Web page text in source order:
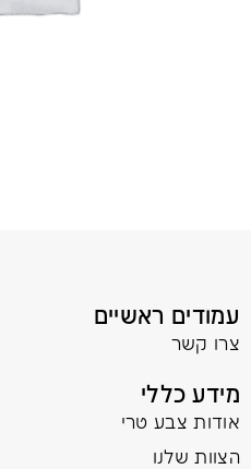
עמודים ראשיים
צרו קשר
מידע כללי
אודות צבע טרי
הצוות שלנו